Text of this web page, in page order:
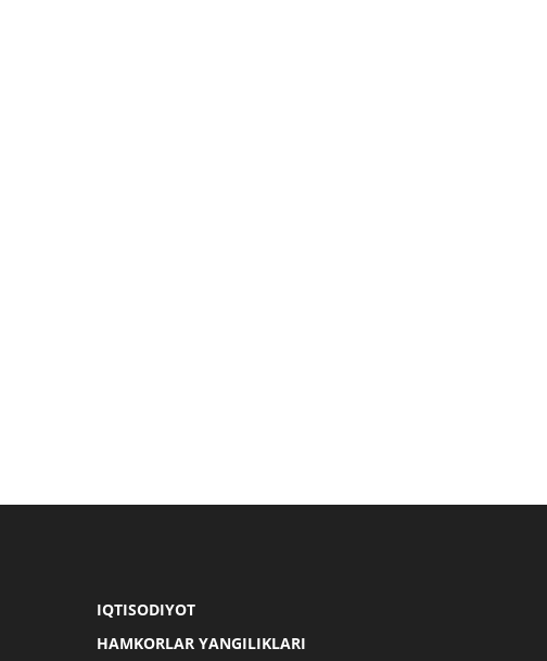
IQTISODIYOT
HAMKORLAR YANGILIKLARI